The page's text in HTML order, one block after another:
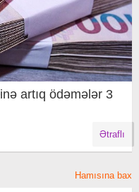
artıq ödəmələr 3
Ətraflı
Hamısına bax